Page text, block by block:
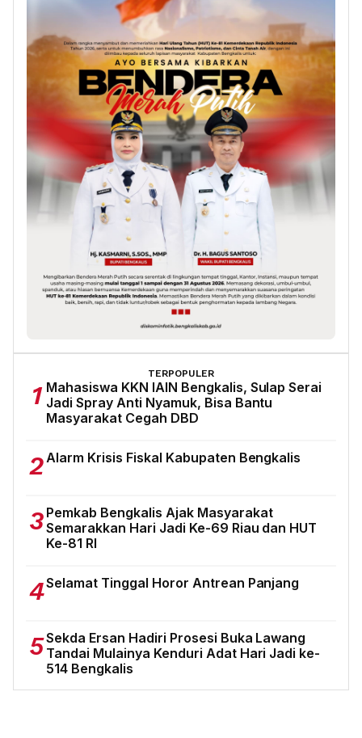
TERPOPULER
1 Mahasiswa KKN IAIN Bengkalis, Sulap Serai
Jadi Spray Anti Nyamuk, Bisa Bantu
Masyarakat Cegah DBD
2 Alarm Krisis Fiskal Kabupaten Bengkalis
3 Pemkab Bengkalis Ajak Masyarakat
Semarakkan Hari Jadi Ke-69 Riau dan HUT
Ke-81 RI
4Selamat Tinggal Horor Antrean Panjang
5Sekda Ersan Hadiri Prosesi Buka Lawang
Tandai Mulainya Kenduri Adat Hari Jadi ke-
514 Bengkalis